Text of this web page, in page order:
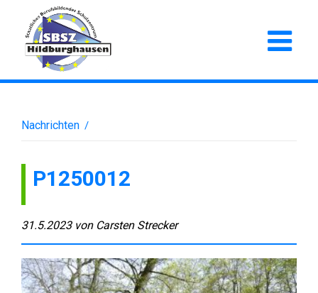
Nachrichten /
P1250012
31.5.2023 von Carsten Strecker